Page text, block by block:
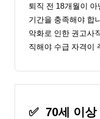
퇴직 전 18개월이 아
기간을 충족해야 합
악화로 인한 권고사
직해야 수급 자격이
✅ 70세 이